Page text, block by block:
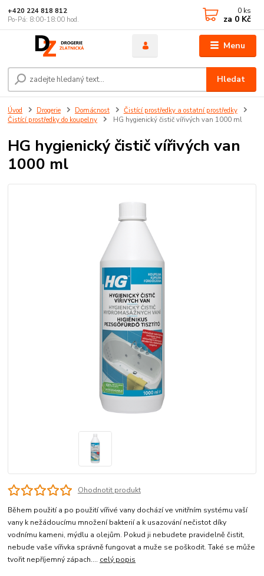
Menu
Hledat
+420 224 818 812
Po-Pá: 8:00-18:00 hod.
0 ks
za 0 Kč
Úvod Drogerie Domácnost
Čistící prostředky a ostatní prostředky
Čistící prostředky do koupelny
HG hygienický čistič vířivých van 1000 ml
HG hygienický čistič vířivých van
1000 ml
Ohodnotit produkt
Během použití a po použití vířivé vany dochází ve vnitřním systému vaší
vany k nežádoucímu množení bakterií a k usazování nečistot díky
vodnímu kameni, mýdlu a olejům. Pokud ji nebudete pravidelně čistit,
nebude vaše vířivka správně fungovat a muže se poškodit. Také se může
tvořit nepříjemný zápach.... celý popis